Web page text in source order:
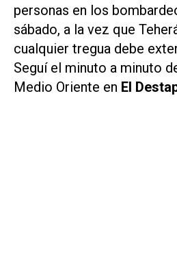
personas en los
sábado, a la vez que
cualquier tregua debe
Seguí el minuto a minuto
Medio Oriente en El